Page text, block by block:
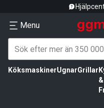
Menu
KöksmaskinerUgnarGrillar
&